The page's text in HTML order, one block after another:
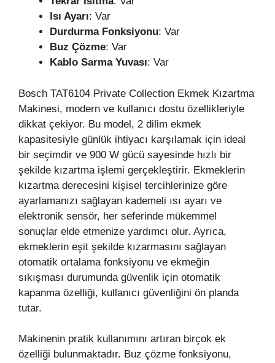
Isı Ayarı: Var
Durdurma Fonksiyonu: Var
Buz Çözme: Var
Kablo Sarma Yuvası: Var
Bosch TAT6104 Private Collection Ekmek Kızartma
Makinesi, modern ve kullanıcı dostu özellikleriyle
dikkat çekiyor. Bu model, 2 dilim ekmek
kapasitesiyle günlük ihtiyacı karşılamak için ideal
bir seçimdir ve 900 W gücü sayesinde hızlı bir
şekilde kızartma işlemi gerçekleştirir. Ekmeklerin
kızartma derecesini kişisel tercihlerinize göre
ayarlamanızı sağlayan kademeli ısı ayarı ve
elektronik sensör, her seferinde mükemmel
sonuçlar elde etmenize yardımcı olur. Ayrıca,
ekmeklerin eşit şekilde kızarmasını sağlayan
otomatik ortalama fonksiyonu ve ekmeğin
sıkışması durumunda güvenlik için otomatik
kapanma özelliği, kullanıcı güvenliğini ön planda
tutar.
Makinenin pratik kullanımını artıran birçok ek
özelliği bulunmaktadır. Buz çözme fonksiyonu,